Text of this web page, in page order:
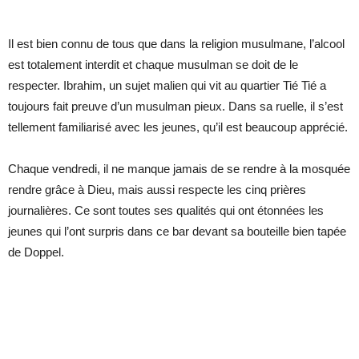
Il est bien connu de tous que dans la religion musulmane, l’alcool
est totalement interdit et chaque musulman se doit de le
respecter. Ibrahim, un sujet malien qui vit au quartier Tié Tié a
toujours fait preuve d’un musulman pieux. Dans sa ruelle, il s’est
tellement familiarisé avec les jeunes, qu’il est beaucoup apprécié.
Chaque vendredi, il ne manque jamais de se rendre à la mosquée
rendre grâce à Dieu, mais aussi respecte les cinq prières
journalières. Ce sont toutes ses qualités qui ont étonnées les
jeunes qui l’ont surpris dans ce bar devant sa bouteille bien tapée
de Doppel.